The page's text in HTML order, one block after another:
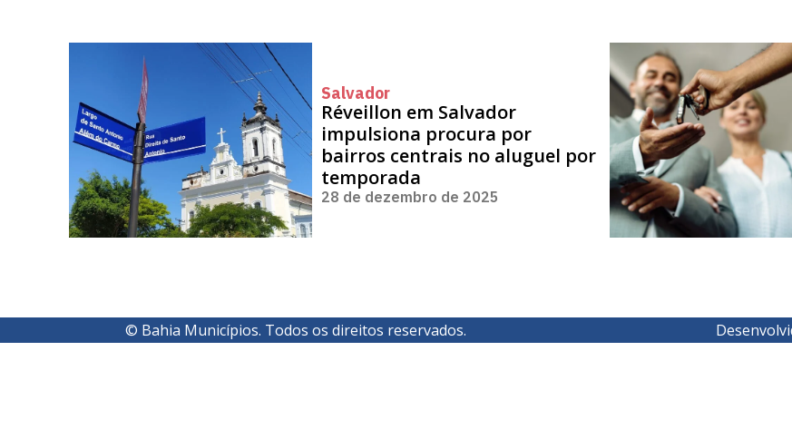
Salvador
Réveillon em Salvador
impulsiona procura por
bairros centrais no aluguel por
temporada
28 de dezembro de 2025
© Bahia Municípios. Todos os direitos reservados.